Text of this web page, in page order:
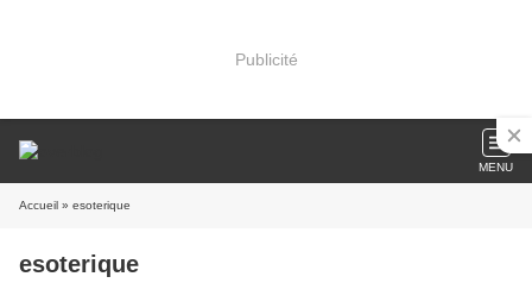
Publicité
MENU
Accueil » esoterique
esoterique